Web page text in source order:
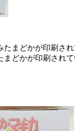
たまどかが印刷さ
どかが印刷されて